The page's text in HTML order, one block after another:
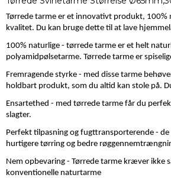
Tørrede tarme er et innovativt produkt, 100%
kvalitet. Du kan bruge dette til at lave
100% naturlige - tørrede tarme er et helt
polyamidpølsetarme. Tørrede tarme er
Fremragende styrke - med disse tarme
holdbart produkt, som du altid kan stole på.
Ensartethed - med tørrede tarme får du
slagter.
Perfekt tilpasning og fugttransporterende -
hurtigere tørring og bedre
Nem opbevaring - Tørrede tarme kræver
konventionelle naturtarme